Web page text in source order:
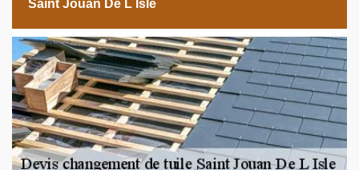
Saint Jouan De L Isle